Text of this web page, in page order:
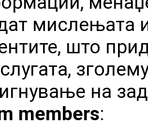
мислењата
што
на
members: